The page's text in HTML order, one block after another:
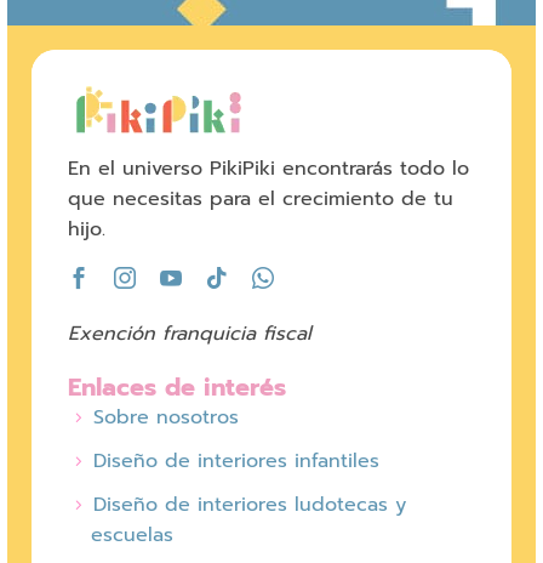
En el universo PikiPiki encontrarás todo lo
que necesitas para el crecimiento de tu
hijo.
Exención franquicia fiscal
Enlaces de interés
Sobre nosotros
Diseño de interiores infantiles
Diseño de interiores ludotecas y
escuelas